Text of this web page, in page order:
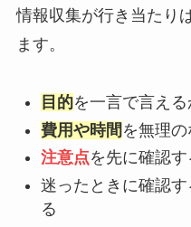
情報収集が行き当たり
ます。
目的を一言で言える
費用や時間 を無理
注意点を先に確認す
迷ったときに確認
る